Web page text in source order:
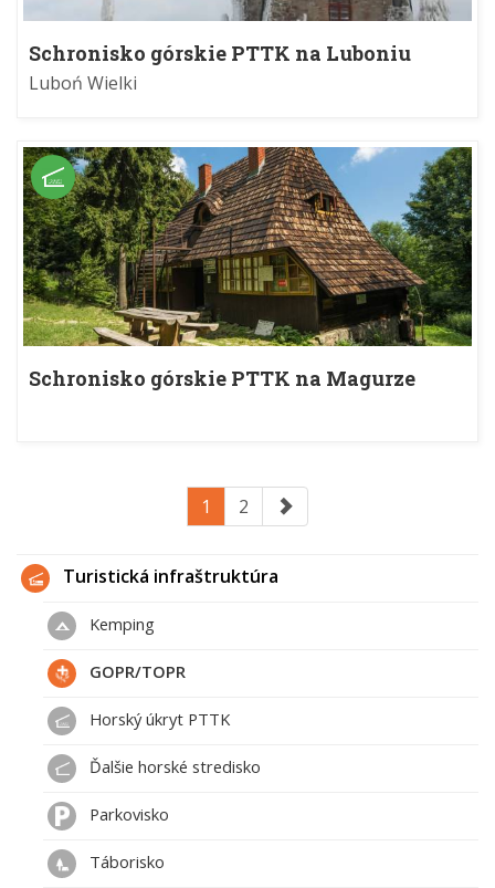
Schronisko górskie PTTK na Luboniu
Wielkim im. Stanisława Dunin-
Borkowskiego
Luboń Wielki
Schronisko górskie PTTK na Magurze
Małastowskiej
1 2
Turistická infraštruktúra
Kemping
GOPR/TOPR
Horský úkryt PTTK
Ďalšie horské stredisko
Parkovisko
Táborisko